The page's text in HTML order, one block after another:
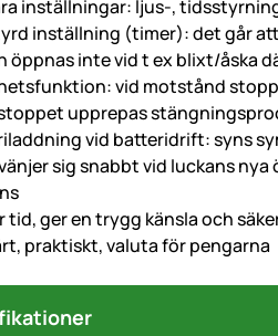
inställningar: ljus-,
inställning (timer): det går
öppnas inte vid t ex blixt/åska
vid motstånd
upprepas
vid batteridrift: syns
sig snabbt vid luckans
tid, ger en trygg känsla och
praktiskt, valuta för pengarna